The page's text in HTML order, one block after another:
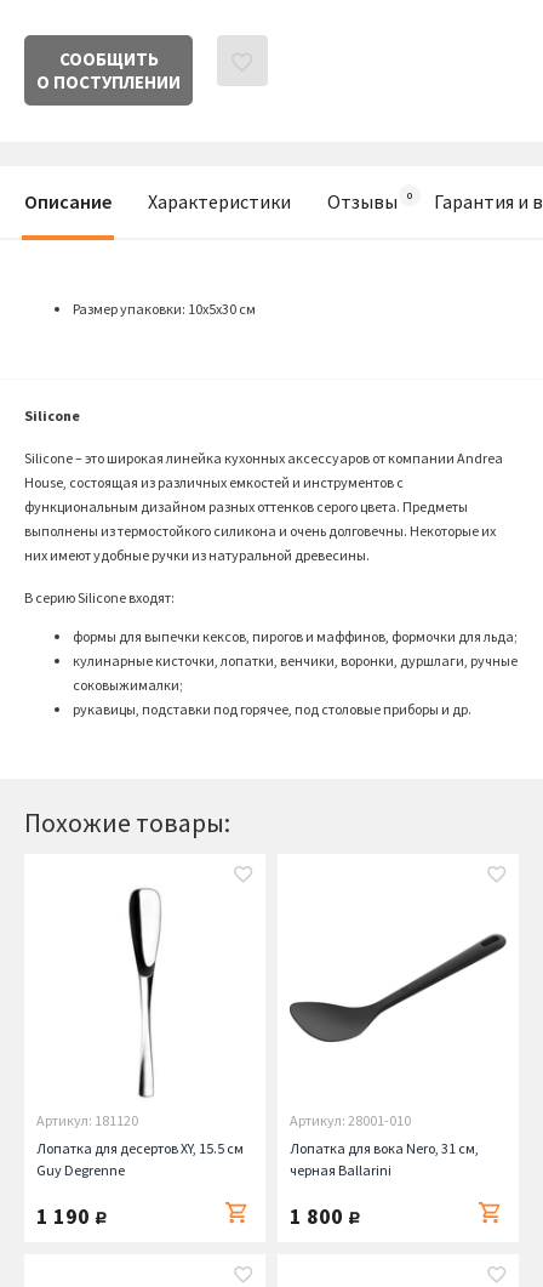
СООБЩИТЬ
О ПОСТУПЛЕНИИ
Похожие товары:
Артикул: 181120
Лопатка для десертов XY, 15.5 см
Guy Degrenne
1 190 руб.
Артикул: 28001-010
Лопатка для вока Nero, 31 см,
черная Ballarini
1 800 руб.
Описание Характеристики Отзывы Гарантия и
Размер упаковки: 10х5х30 см
Silicone
Silicone – это широкая линейка кухонных аксессуаров от компании Andrea
House, состоящая из различных емкостей и инструментов с
функциональным дизайном разных оттенков серого цвета. Предметы
выполнены из термостойкого силикона и очень долговечны. Некоторые их
них имеют удобные ручки из натуральной древесины.
В серию Silicone входят:
формы для выпечки кексов, пирогов и маффинов, формочки для льда;
кулинарные кисточки, лопатки, венчики, воронки, дуршлаги, ручные
соковыжималки;
рукавицы, подставки под горячее, под столовые приборы и др.